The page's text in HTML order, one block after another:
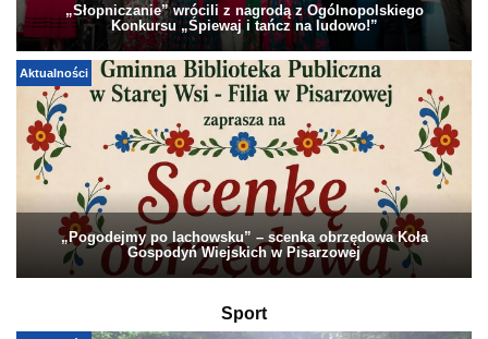
„Słopniczanie” wrócili z nagrodą z Ogólnopolskiego
Konkursu „Śpiewaj i tańcz na ludowo!”
Aktualności
„Pogodejmy po lachowsku” – scenka obrzędowa Koła
Gospodyń Wiejskich w Pisarzowej
Sport